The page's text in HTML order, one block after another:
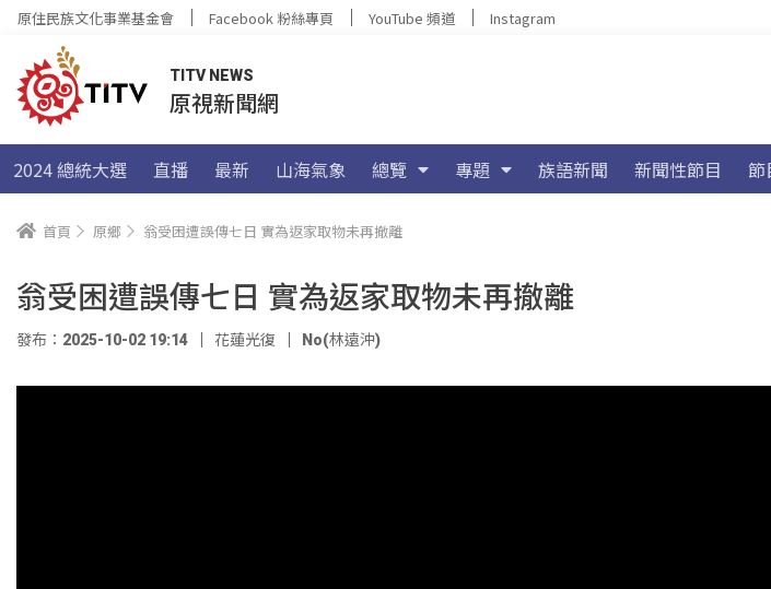
原住民族文化事業基金會 Facebook 粉絲專頁 YouTube 頻道 Instagram
TITV NEWS
原視新聞網
2024 總統大選 直播 最新 山海氣象 總覽 專題 族語新聞 新聞性節目 節
首頁 原鄉 翁受困遭誤傳七日 實為返家取物未再撤離
翁受困遭誤傳七日 實為返家取物未再撤離
發布：2025-10-02 19:14 花蓮光復 No(林遠沖)